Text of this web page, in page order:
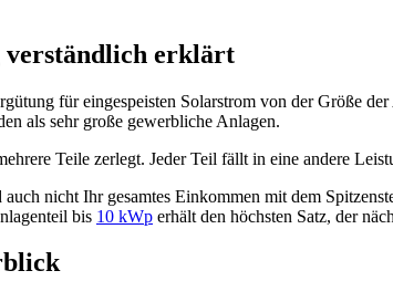
verständlich erklärt
für eingespeisten Solarstrom von der Größe
als sehr große gewerbliche Anlagen.
Teile zerlegt. Jeder Teil fällt in eine andere
nicht Ihr gesamtes Einkommen mit dem
bis 10 kWp erhält den höchsten Satz, der